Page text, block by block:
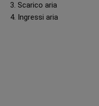
3. Scarico aria
4. Ingressi aria